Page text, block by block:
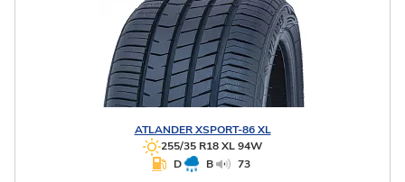
ATLANDERXSPORT-86 XL
255/35 R18 XL 94W
D
B 73